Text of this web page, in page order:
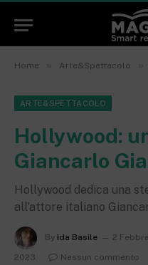
Home » Arte&Spettacolo »
ARTE&SPETTACOLO
Hollywood:
Giancarlo
Hollywood dedica una
all'attore italiano
By Ida Basile 2
2023
Nessun commento